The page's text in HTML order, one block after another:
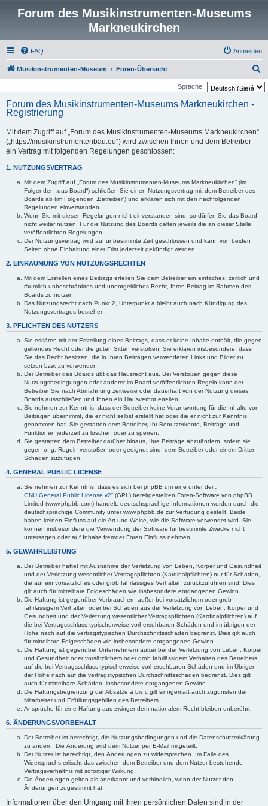
Forum des Musikinstrumenten-Museums
Markneukirchen
FAQ Anmelden
Musikinstrumenten-Museum Foren-Übersicht
u
Sprache:
Forum des Musikinstrumenten-Museums Markneukirchen -
Registrierung
Mit dem Zugriff auf „Forum des Musikinstrumenten-Museums Markneukirchen“
(„https://musikinstrumentenbau.eu“) wird zwischen Ihnen und dem Betreiber
ein Vertrag mit folgenden Regelungen geschlossen:
1. NUTZUNGSVERTRAG
Mit dem Zugriff auf „Forum des Musikinstrumenten-Museums Markneukirchen“ (im
Folgenden „das Board“) schließen Sie einen Nutzungsvertrag mit dem Betreiber des
Boards ab (im Folgenden „Betreiber“) und erklären sich mit den nachfolgenden
Regelungen einverstanden.
Wenn Sie mit diesen Regelungen nicht einverstanden sind, so dürfen Sie das Board
nicht weiter nutzen. Für die Nutzung des Boards gelten jeweils die an dieser Stelle
veröffentlichten Regelungen.
Der Nutzungsvertrag wird auf unbestimmte Zeit geschlossen und kann von beiden
Seiten ohne Einhaltung einer Frist jederzeit gekündigt werden.
2. EINRÄUMUNG VON NUTZUNGSRECHTEN
Mit dem Erstellen eines Beitrags erteilen Sie dem Betreiber ein einfaches, zeitlich und
räumlich unbeschränktes und unentgeltliches Recht, Ihren Beitrag im Rahmen des
Boards zu nutzen.
Das Nutzungsrecht nach Punkt 2, Unterpunkt a bleibt auch nach Kündigung des
Nutzungsvertrages bestehen.
3. PFLICHTEN DES NUTZERS
Sie erklären mit der Erstellung eines Beitrags, dass er keine Inhalte enthält, die gegen
geltendes Recht oder die guten Sitten verstoßen. Sie erklären insbesondere, dass
Sie das Recht besitzen, die in Ihren Beiträgen verwendeten Links und Bilder zu
setzen bzw. zu verwenden.
Der Betreiber des Boards übt das Hausrecht aus. Bei Verstößen gegen diese
Nutzungsbedingungen oder anderer im Board veröffentlichten Regeln kann der
Betreiber Sie nach Abmahnung zeitweise oder dauerhaft von der Nutzung dieses
Boards ausschließen und Ihnen ein Hausverbot erteilen.
Sie nehmen zur Kenntnis, dass der Betreiber keine Verantwortung für die Inhalte von
Beiträgen übernimmt, die er nicht selbst erstellt hat oder die er nicht zur Kenntnis
genommen hat. Sie gestatten dem Betreiber, Ihr Benutzerkonto, Beiträge und
Funktionen jederzeit zu löschen oder zu sperren.
Sie gestatten dem Betreiber darüber hinaus, Ihre Beiträge abzuändern, sofern sie
gegen o. g. Regeln verstoßen oder geeignet sind, dem Betreiber oder einem Dritten
Schaden zuzufügen.
4. GENERAL PUBLIC LICENSE
Sie nehmen zur Kenntnis, dass es sich bei phpBB um eine unter der „
GNU General Public License v2“ (GPL) bereitgestellten Foren-Software von phpBB
Limited (www.phpbb.com) handelt; deutschsprachige Informationen werden durch die
deutschsprachige Community unter www.phpbb.de zur Verfügung gestellt. Beide
haben keinen Einfluss auf die Art und Weise, wie die Software verwendet wird. Sie
können insbesondere die Verwendung der Software für bestimmte Zwecke nicht
untersagen oder auf Inhalte fremder Foren Einfluss nehmen.
5. GEWÄHRLEISTUNG
Der Betreiber haftet mit Ausnahme der Verletzung von Leben, Körper und Gesundheit
und der Verletzung wesentlicher Vertragspflichten (Kardinalpflichten) nur für Schäden,
die auf ein vorsätzliches oder grob fahrlässiges Verhalten zurückzuführen sind. Dies
gilt auch für mittelbare Folgeschäden wie insbesondere entgangenen Gewinn.
Die Haftung ist gegenüber Verbrauchern außer bei vorsätzlichem oder grob
fahrlässigem Verhalten oder bei Schäden aus der Verletzung von Leben, Körper und
Gesundheit und der Verletzung wesentlicher Vertragspflichten (Kardinalpflichten) auf
die bei Vertragsschluss typischerweise vorhersehbaren Schäden und im übrigen der
Höhe nach auf die vertragstypischen Durchschnittsschäden begrenzt. Dies gilt auch
für mittelbare Folgeschäden wie insbesondere entgangenen Gewinn.
Die Haftung ist gegenüber Unternehmern außer bei der Verletzung von Leben, Körper
und Gesundheit oder vorsätzlichem oder grob fahrlässigem Verhalten des Betreibers
auf die bei Vertragsschluss typischerweise vorhersehbaren Schäden und im Übrigen
der Höhe nach auf die vertragstypischen Durchschnittsschäden begrenzt. Dies gilt
auch für mittelbare Schäden, insbesondere entgangenen Gewinn.
Die Haftungsbegrenzung der Absätze a bis c gilt sinngemäß auch zugunsten der
Mitarbeiter und Erfüllungsgehilfen des Betreibers.
Ansprüche für eine Haftung aus zwingendem nationalem Recht bleiben unberührt.
6. ÄNDERUNGSVORBEHALT
Der Betreiber ist berechtigt, die Nutzungsbedingungen und die Datenschutzerklärung
zu ändern. Die Änderung wird dem Nutzer per E-Mail mitgeteilt.
Der Nutzer ist berechtigt, den Änderungen zu widersprechen. Im Falle des
Widerspruchs erlischt das zwischen dem Betreiber und dem Nutzer bestehende
Vertragsverhältnis mit sofortiger Wirkung.
Die Änderungen gelten als anerkannt und verbindlich, wenn der Nutzer den
Änderungen zugestimmt hat.
Informationen über den Umgang mit Ihren persönlichen Daten sind in der